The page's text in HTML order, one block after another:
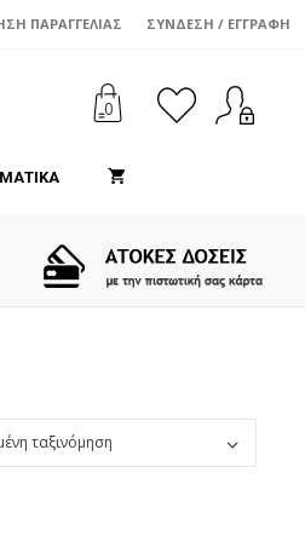
ΠΑΡΑΓΓΕΛΊΑΣ ΣΎΝΔΕΣΗ / ΕΓΓΡΑΦΉ
0